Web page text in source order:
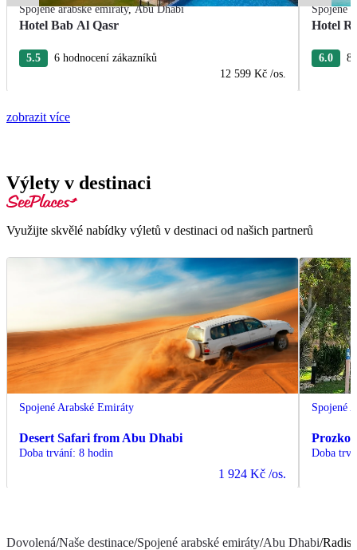
Spojené arabské emiráty,Abu Dhabi
Hotel Bab Al Qasr
5.5
6 hodnocení zákazníků
12 599 Kč /os.
Spojené
Hotel
6.0 8
zobrazit více
Výlety v destinaci
Využijte skvělé nabídky výletů v destinaci od našich partnerů
Spojené Arabské Emiráty
Desert Safari from Abu Dhabi
Doba trvání: 8 hodin
1 924 Kč /os.
Spojené
Doba
Dovolená/Naše destinace/Spojené arabské emiráty/Abu Dhabi/